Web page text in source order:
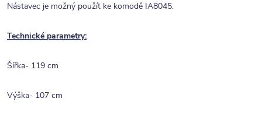
Nástavec je možný použít ke komodě IA8045.
Technické parametry:
Šířka- 119 cm
Výška- 107 cm